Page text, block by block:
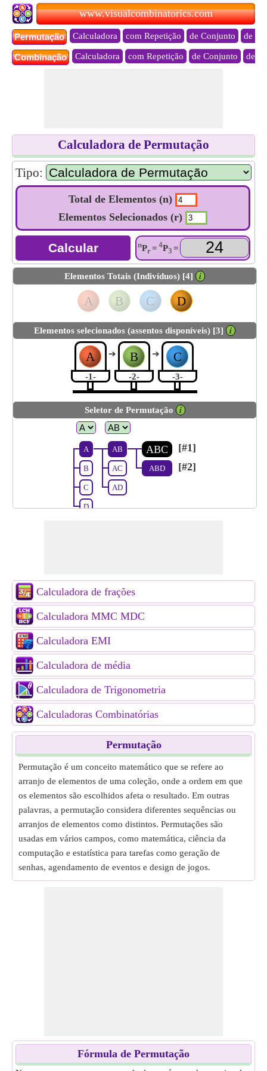
www.visualcombinatorics.com
Permutação Calculadora com Repetição de Conjunto de
Combinação Calculadora com Repetição de Conjunto de
Calculadora de Permutação
Tipo:
Total de Elementos (n)
Elementos Selecionados (r)
nPr= 4P3 =
Elementos Totais (Indivíduos) [4] 𝒊
A B C D
Elementos selecionados (assentos disponíveis) [3] 𝒊
A
-1-
➔ B
-2-
➔ C
-3-
Seletor de Permutação 𝒊
A
B
C
D
AB
AC
AD
ABC
ABD
[#1]
[#2]
Calculadora de frações
Calculadora MMC MDC
Calculadora EMI
Calculadora de média
Calculadora de Trigonometria
Calculadoras Combinatórias
Permutação
Permutação é um conceito matemático que se refere ao
arranjo de elementos de uma coleção, onde a ordem em que
os elementos são escolhidos afeta o resultado. Em outras
palavras, a permutação considera diferentes sequências ou
arranjos de elementos como distintos. Permutações são
usadas em vários campos, como matemática, ciência da
computação e estatística para tarefas como geração de
senhas, agendamento de eventos e design de jogos.
Fórmula de Permutação